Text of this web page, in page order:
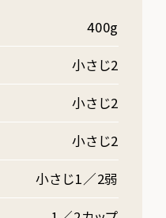
400g
小さじ2
小さじ2
小さじ2
小さじ1／2弱